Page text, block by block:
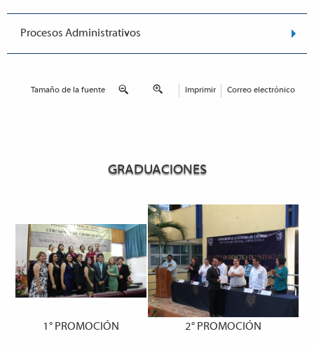
Procesos Administrativos
Tamaño de la fuente Imprimir Correo electrónico
GRADUACIONES
1° PROMOCIÓN 2° PROMOCIÓN